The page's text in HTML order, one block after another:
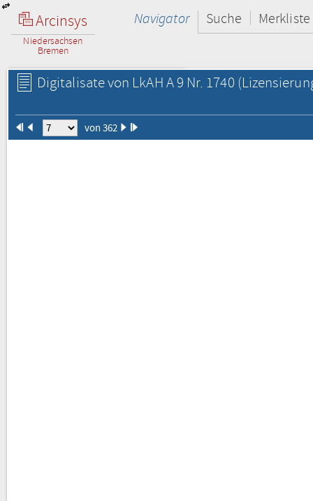
Arcinsys
Niedersachsen
Bremen
Navigator Suche Merkliste
Digitalisate von LkAH A 9 Nr. 1740
von 362